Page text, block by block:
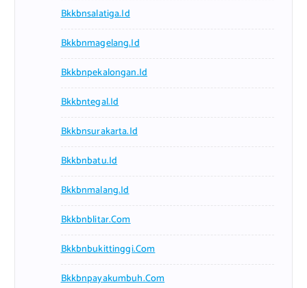
Bkkbnsalatiga.id
Bkkbnmagelang.id
Bkkbnpekalongan.id
Bkkbntegal.id
Bkkbnsurakarta.id
Bkkbnbatu.id
Bkkbnmalang.id
Bkkbnblitar.com
Bkkbnbukittinggi.com
Bkkbnpayakumbuh.com